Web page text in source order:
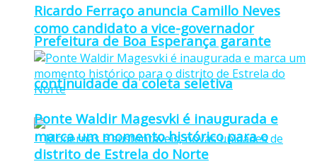
Prefeitura de Boa Esperança garante
continuidade da coleta seletiva
Ricardo Ferraço anuncia Camillo Neves
como candidato a vice-governador
Ponte Waldir Magesvki é inaugurada e
marca um momento histórico para o
distrito de Estrela do Norte